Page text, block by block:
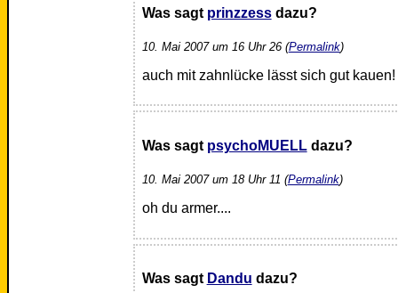
Was sagt prinzzessdazu?
10. Mai 2007 um 16 Uhr 26 (Permalink)
auch mit zahnlücke lässt sich gut kauen!
Was sagt psychoMUELLdazu?
10. Mai 2007 um 18 Uhr 11 (Permalink)
oh du armer....
Was sagt Dandu dazu?